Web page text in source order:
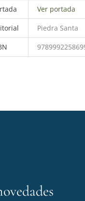
Ver portada
Piedra Santa